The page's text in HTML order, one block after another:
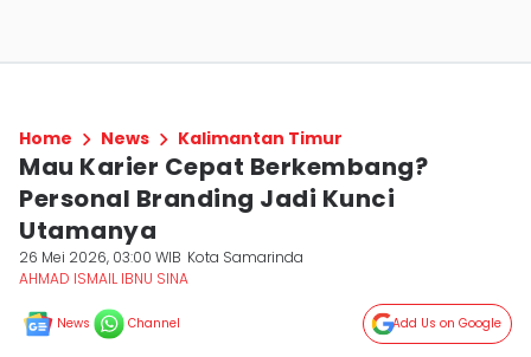
Home News Kalimantan Timur
Mau Karier Cepat Berkembang?
Personal Branding Jadi Kunci
Utamanya
26 Mei 2026, 03:00 WIB Kota Samarinda
AHMAD ISMAIL IBNU SINA
News Channel Add Us on Google